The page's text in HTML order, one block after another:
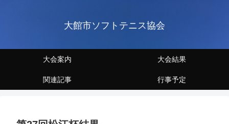
大館市ソフトテニス協会
大会案内 大会結果
関連記事 行事予定